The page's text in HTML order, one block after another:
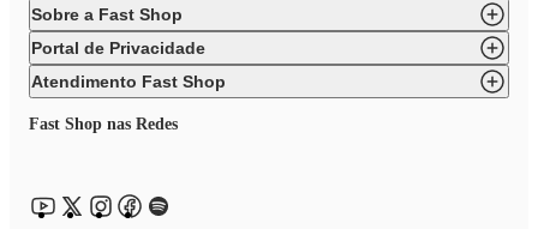
Sobre a Fast Shop
Portal de Privacidade
Atendimento Fast Shop
Fast Shop nas Redes